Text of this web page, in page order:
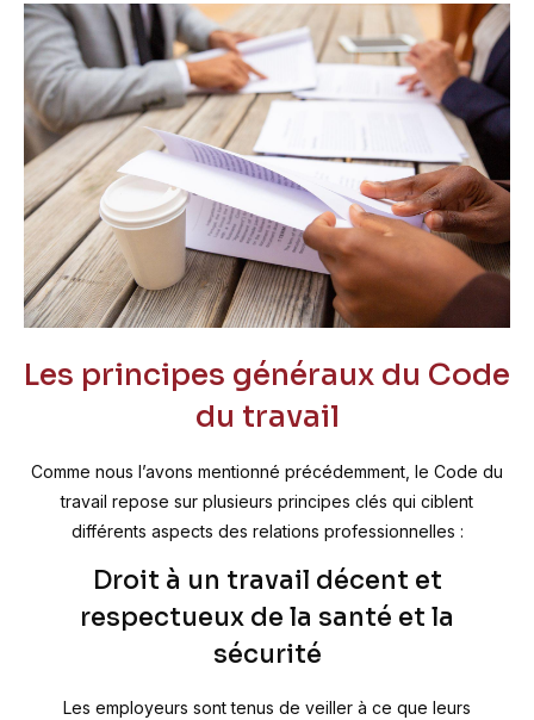
Les principes généraux du Code
du travail
Comme nous l’avons mentionné précédemment, le Code du
travail repose sur plusieurs principes clés qui ciblent
différents aspects des relations professionnelles :
Droit à un travail décent et
respectueux de la santé et la
sécurité
Les employeurs sont tenus de veiller à ce que leurs